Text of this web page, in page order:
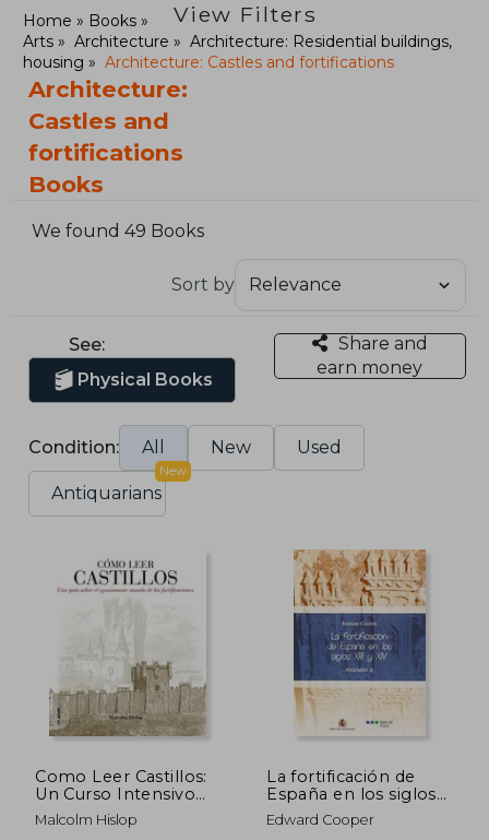
View Filters
Home
Books
Arts
Architecture
Architecture: Residential buildings,
housing
Architecture: Castles and fortifications
Architecture:
Castles and
fortifications
Books
We found 49 Books
Sort by
See:
Physical Books
Share and
earn money
Condition: All New Used
Antiquarians
New
Como Leer Castillos:
Un Curso Intensivo
Para Entender las
Fortifi Caciones (in
Malcolm Hislop
La fortificación de
España en los siglos
XIII y XIV (in Spanish)
Edward Cooper